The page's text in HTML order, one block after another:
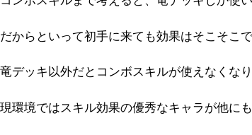
だからといって初手に来ても効果はそこそこで
竜デッキ以外だとコンボスキルが使えなくなり
現環境ではスキル効果の優秀なキャラが他に